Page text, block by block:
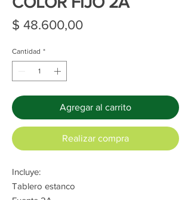
$ 48.600,00Precio
Cantidad *
Agregar al carrito
Realizar compra
Incluye:
Tablero estanco